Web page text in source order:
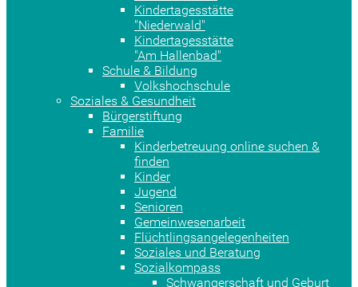
Kindertagesstätte
"Niederwald"
Kindertagesstätte
"Am Hallenbad"
Schule & Bildung
Volkshochschule
Soziales & Gesundheit
Bürgerstiftung
Familie
Kinderbetreuung online suchen &
finden
Kinder
Jugend
Senioren
Gemeinwesenarbeit
Flüchtlingsangelegenheiten
Soziales und Beratung
Sozialkompass
Schwangerschaft und Geburt